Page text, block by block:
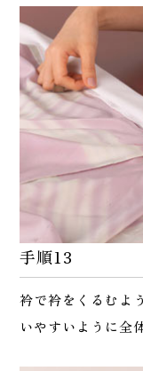
手順13
衿で衿をくるむよ
いやすいように全